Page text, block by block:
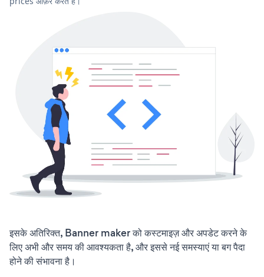
इसके अतिरिक्त, Banner maker को कस्टमाइज़ और अपडेट करने के
लिए अभी और समय की आवश्यकता है, और इससे नई समस्याएं या बग पैदा
होने की संभावना है।